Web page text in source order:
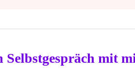
Selbstgespräch mit